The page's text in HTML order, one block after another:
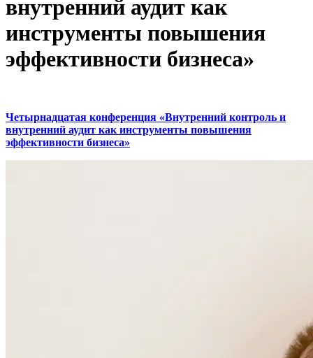
внутренний аудит как
инструменты повышения
эффективности бизнеса»
Четырнадцатая конференция «Внутренний контроль и
внутренний аудит как инструменты повышения
эффективности бизнеса»